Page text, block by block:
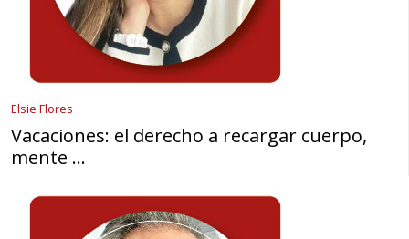
Elsie Flores
Vacaciones: el derecho a recargar cuerpo,
mente …